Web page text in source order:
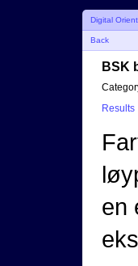
Digital
Back
BSK
Results
en